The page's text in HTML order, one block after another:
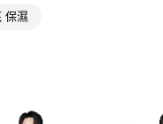
跳轉至「AFTEE先享後付」
的連結，可透過四大超商／
為有效，需透過AFTEE先享
保濕